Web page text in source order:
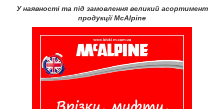
У наявності та під замовлення великий асортимент
продукції McAlpine